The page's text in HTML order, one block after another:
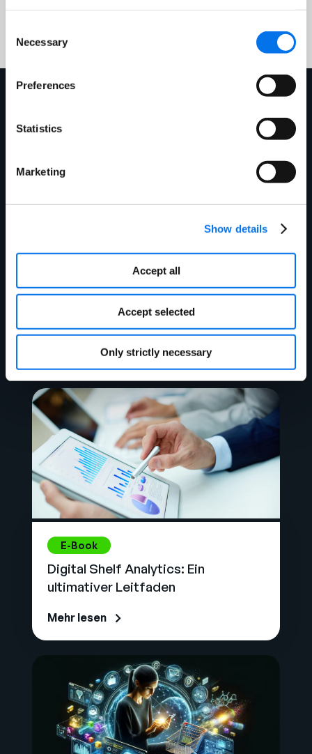
Selection
Necessary
Preferences
Statistics
Marketing
Show details
Accept all
Accept selected
Only strictly necessary
Management (PIM)?
Mehr lesen
E-Book
Digital Shelf Analytics: Ein
ultimativer Leitfaden
Mehr lesen